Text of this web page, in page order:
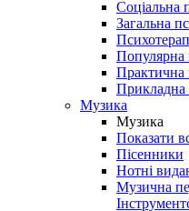
Соціальна
Загальна
Популярна
Практична
Прикладна
Музика
Музика
Показати
Пісенники
Нотні
Музична